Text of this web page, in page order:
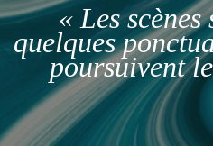
« Les
quelques
poursuivent